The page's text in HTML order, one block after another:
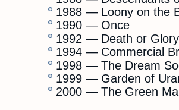
1988 — Loony on the
1990 — Once
1992 — Death or
1994 — Commercial
1998 — The Dream
1999 — Garden of
2000 — The Green